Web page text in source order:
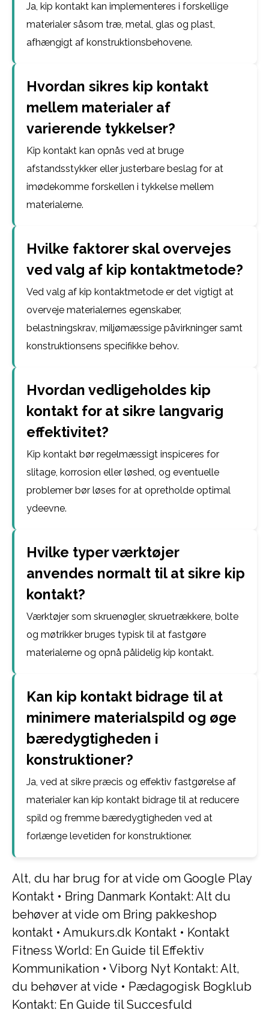
Ja, kip kontakt kan implementeres i forskellige
materialer såsom træ, metal, glas og plast,
afhængigt af konstruktionsbehovene.
Hvordan sikres kip kontakt
mellem materialer af
varierende tykkelser?
Kip kontakt kan opnås ved at bruge
afstandsstykker eller justerbare beslag for at
imødekomme forskellen i tykkelse mellem
materialerne.
Hvilke faktorer skal overvejes
ved valg af kip kontaktmetode?
Ved valg af kip kontaktmetode er det vigtigt at
overveje materialernes egenskaber,
belastningskrav, miljømæssige påvirkninger samt
konstruktionsens specifikke behov.
Hvordan vedligeholdes kip
kontakt for at sikre langvarig
effektivitet?
Kip kontakt bør regelmæssigt inspiceres for
slitage, korrosion eller løshed, og eventuelle
problemer bør løses for at opretholde optimal
ydeevne.
Hvilke typer værktøjer
anvendes normalt til at sikre kip
kontakt?
Værktøjer som skruenøgler, skruetrækkere, bolte
og møtrikker bruges typisk til at fastgøre
materialerne og opnå pålidelig kip kontakt.
Kan kip kontakt bidrage til at
minimere materialspild og øge
bæredygtigheden i
konstruktioner?
Ja, ved at sikre præcis og effektiv fastgørelse af
materialer kan kip kontakt bidrage til at reducere
spild og fremme bæredygtigheden ved at
forlænge levetiden for konstruktioner.
Alt, du har brug for at vide om Google Play
Kontakt • Bring Danmark Kontakt: Alt du
behøver at vide om Bring pakkeshop
kontakt • Amukurs.dk Kontakt • Kontakt
Fitness World: En Guide til Effektiv
Kommunikation • Viborg Nyt Kontakt: Alt,
du behøver at vide • Pædagogisk Bogklub
Kontakt: En Guide til Succesfuld